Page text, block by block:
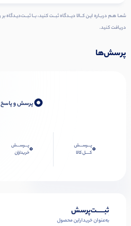
دریافت کنید.
پرسش‌ها
0پرسش و پاسخ
0پـــرســـش
کــــل کالا
0پـــرســـش
خریداران
ثبـــــت‌پرسش
به‌عنوان ‌خریدار‌این‌ محصول